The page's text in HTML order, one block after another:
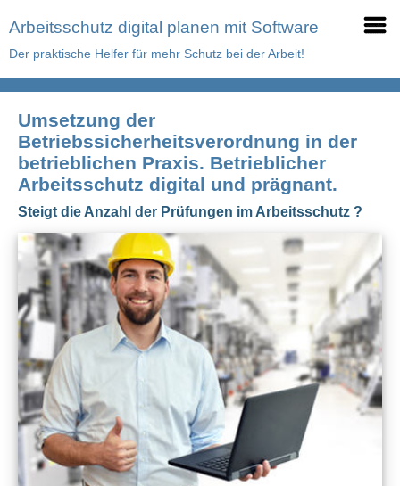
Arbeitsschutz digital planen mit Software
Der praktische Helfer für mehr Schutz bei der Arbeit!
Umsetzung der
Betriebssicherheitsverordnung in der
betrieblichen Praxis. Betrieblicher
Arbeitsschutz digital und prägnant.
Steigt die Anzahl der Prüfungen im Arbeitsschutz ?